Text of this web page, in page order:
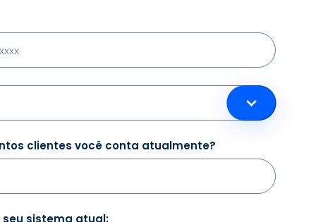
clientes você conta atualmente?
seu sistema atual: